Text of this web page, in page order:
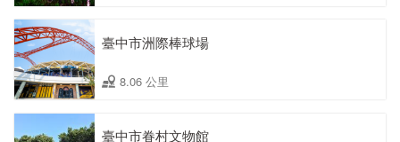
臺中市洲際棒球場
8.06 公里
臺中市眷村文物館